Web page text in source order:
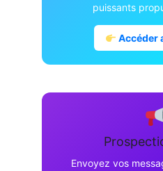
puissants
Accéder
Envoyez vos